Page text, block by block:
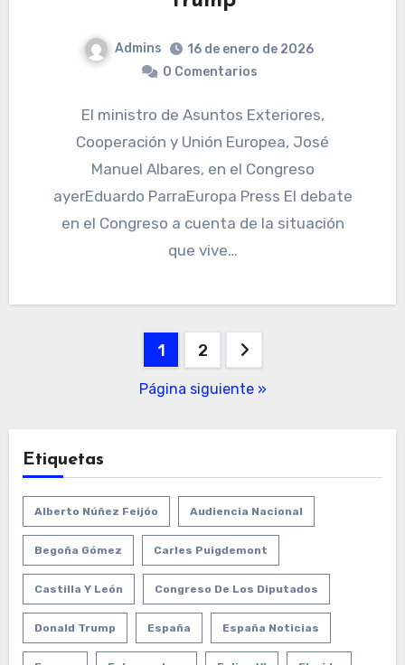
Admins
16 de enero de 2026
0 Comentarios
El ministro de Asuntos Exteriores,
Cooperación y Unión Europea, José
Manuel Albares, en el Congreso
ayerEduardo ParraEuropa Press El debate
en el Congreso a cuenta de la situación
que vive…
Paginación1 2
Página siguiente »
Etiquetas
Alberto Núñez Feijóo Audiencia Nacional
Begoña Gómez Carles Puigdemont
Castilla Y León Congreso De Los Diputados
Donald Trump España España Noticias